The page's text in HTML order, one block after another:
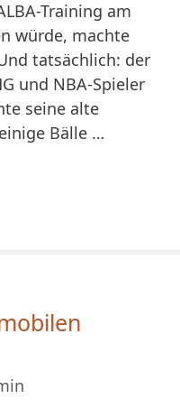
Training am
würde, machte
tatsächlich: der
und NBA-Spieler
seine alte
Bälle …